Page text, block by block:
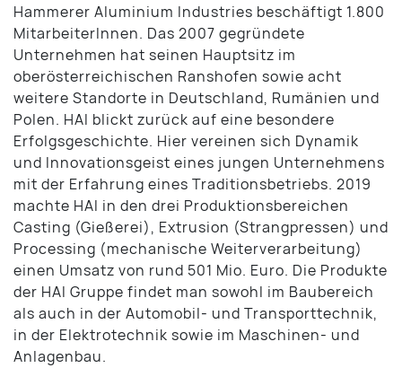
Hammerer Aluminium Industries beschäftigt 1.800
MitarbeiterInnen. Das 2007 gegründete
Unternehmen hat seinen Hauptsitz im
oberösterreichischen Ranshofen sowie acht
weitere Standorte in Deutschland, Rumänien und
Polen. HAI blickt zurück auf eine besondere
Erfolgsgeschichte. Hier vereinen sich Dynamik
und Innovationsgeist eines jungen Unternehmens
mit der Erfahrung eines Traditionsbetriebs. 2019
machte HAI in den drei Produktionsbereichen
Casting (Gießerei), Extrusion (Strangpressen) und
Processing (mechanische Weiterverarbeitung)
einen Umsatz von rund 501 Mio. Euro. Die Produkte
der HAI Gruppe findet man sowohl im Baubereich
als auch in der Automobil- und Transporttechnik,
in der Elektrotechnik sowie im Maschinen- und
Anlagenbau.